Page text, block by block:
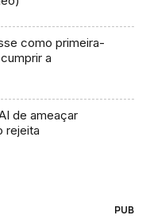
como primeira-
a
de ameaçar
rejeita
PUB